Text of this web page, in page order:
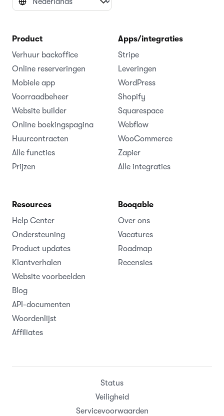
Product
Verhuur backoffice
Online reserveringen
Mobiele app
Voorraadbeheer
Website builder
Online boekingspagina
Huurcontracten
Alle functies
Prijzen
Apps/integraties
Stripe
Leveringen
WordPress
Shopify
Squarespace
Webflow
WooCommerce
Zapier
Alle integraties
Resources
Help Center
Ondersteuning
Product updates
Klantverhalen
Website voorbeelden
Blog
API-documenten
Woordenlijst
Affiliates
Booqable
Over ons
Vacatures
Roadmap
Recensies
Status
Veiligheid
Servicevoorwaarden